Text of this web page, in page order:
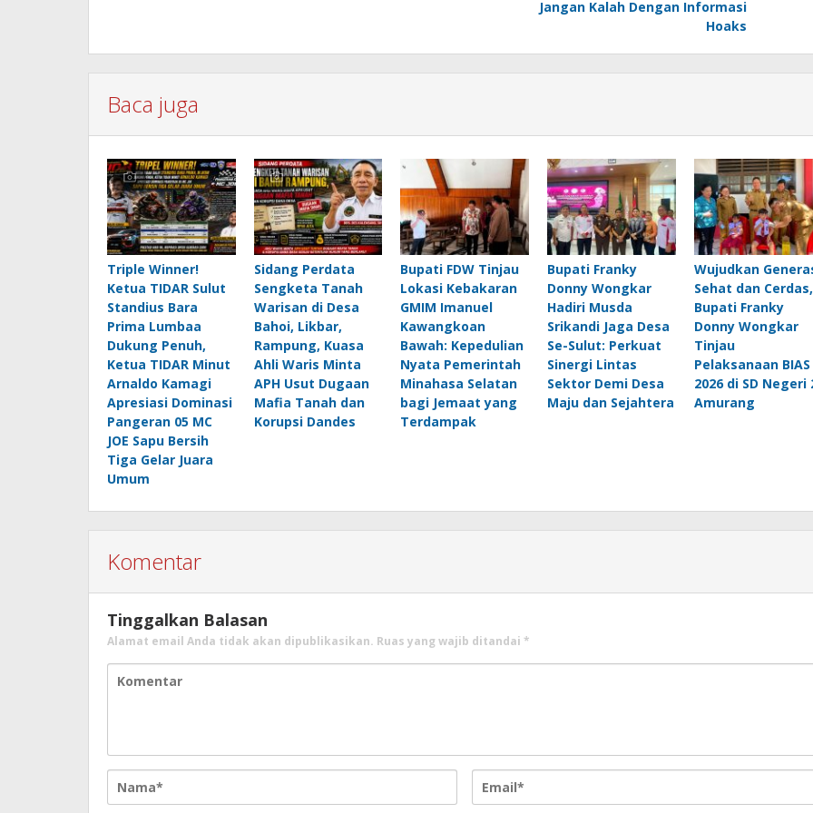
Jangan Kalah Dengan Informasi
Hoaks
Baca juga
Triple Winner!
Ketua TIDAR Sulut
Standius Bara
Prima Lumbaa
Dukung Penuh,
Ketua TIDAR Minut
Arnaldo Kamagi
Apresiasi Dominasi
Pangeran 05 MC
JOE Sapu Bersih
Tiga Gelar Juara
Umum
Sidang Perdata
Sengketa Tanah
Warisan di Desa
Bahoi, Likbar,
Rampung, Kuasa
Ahli Waris Minta
APH Usut Dugaan
Mafia Tanah dan
Korupsi Dandes
Bupati FDW Tinjau
Lokasi Kebakaran
GMIM Imanuel
Kawangkoan
Bawah: Kepedulian
Nyata Pemerintah
Minahasa Selatan
bagi Jemaat yang
Terdampak
Bupati Franky
Donny Wongkar
Hadiri Musda
Srikandi Jaga Desa
Se-Sulut: Perkuat
Sinergi Lintas
Sektor Demi Desa
Maju dan Sejahtera
Wujudkan
Sehat dan Cerdas,
Bupati Franky
Donny Wongkar
Tinjau
Pelaksanaan BIAS
2026 di SD Negeri
Amurang
Komentar
Tinggalkan Balasan
Alamat email Anda tidak akan dipublikasikan. Ruas yang wajib ditandai *